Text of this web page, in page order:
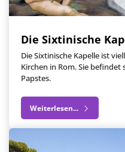
Die Sixtinische
Die Sixtinische Kapelle ist
Kirchen in Rom. Sie
Papstes.
Weiterlesen...